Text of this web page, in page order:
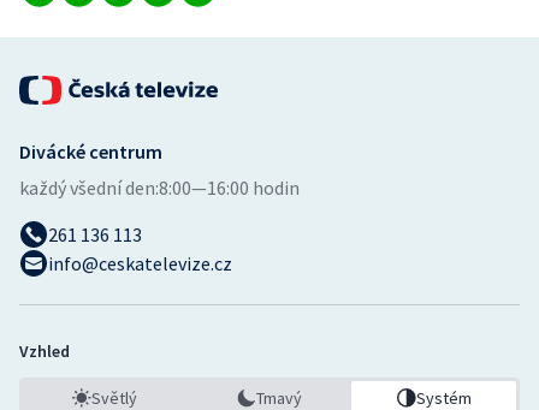
Divácké centrum
každý všední den:8:00—16:00 hodin
261 136 113
info@ceskatelevize.cz
Vzhled
Světlý Tmavý Systém